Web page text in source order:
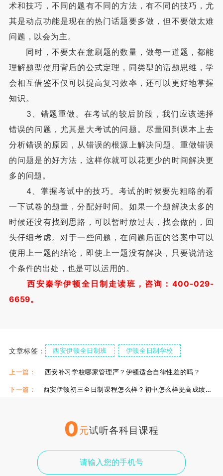
术和技巧，不同的题有不同的方法，有不同的技巧，尤
其是动点功能是现在的热门话题要多做，但不要做太难
问题，以会为主。
同时，不要太在意刷题的数量，做每一道题，都能
理解题型使用背后的公式定理，同类型的话题思维，学
会相互借鉴不仅可以提高复习效率，还可以更好地掌握
知识。
3、错题重做。在考试的较后阶段，我们应该选择
错误的问题，尤其是大考试的问题。尽量回到课本上去
分析错误的原因，从错误的根源上解决问题。重做错误
的问题是的好方法，这样你就可以花更少的时间解决更
多的问题。
4、掌握考试中的技巧。考试的时候要先粗略的看
一下试卷的题量，分配好时间。如果一个题解决太多的
时候还没有找到思路，可以暂时放过去，找会做的，回
头仔细考虑。对于一些问题，在问题后面的答案中可以
使用上一题的结论，即使上一题没有解决，只要说清这
个条件的出处，也是可以运用的。
西安秦学伊顿全日制走读班，咨询：400-029-
6659。
文章标签： 西安伊顿全日制班 伊顿全日制学校
伊顿全日制补习学校 全日制走读
上一篇： 西安补习学校哪家管理严？伊顿适合自律性差的吗？
下一篇： 西安伊顿初三全日制课程怎么样？初中怎么样提高成绩方法!
0元试听各科目课程